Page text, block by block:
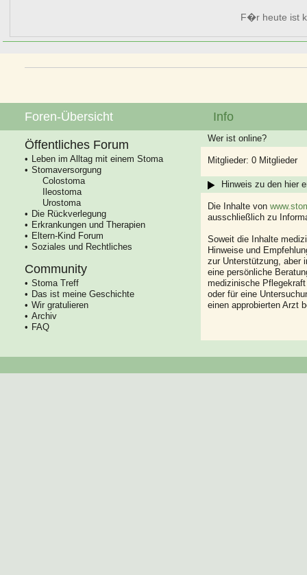
F�r heute ist
Foren-Übersicht
Öffentliches Forum
Leben im Alltag mit einem Stoma
Stomaversorgung
Colostoma
Ileostoma
Urostoma
Die Rückverlegung
Erkrankungen und Therapien
Eltern-Kind Forum
Soziales und Rechtliches
Community
Stoma Treff
Das ist meine Geschichte
Wir gratulieren
Archiv
FAQ
Info
Wer ist online?
Mitglieder: 0 Mitglieder
Hinweis zu den hier
Die Inhalte von
ausschließlich zu
Soweit die Inhalte
Hinweise und
zur Unterstützung, aber
eine persönliche
medizinische
oder für eine
einen approbierten Arzt